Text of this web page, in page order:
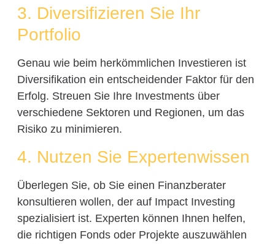
3. Diversifizieren Sie Ihr
Portfolio
Genau wie beim herkömmlichen Investieren ist
Diversifikation ein entscheidender Faktor für den
Erfolg. Streuen Sie Ihre Investments über
verschiedene Sektoren und Regionen, um das
Risiko zu minimieren.
4. Nutzen Sie Expertenwissen
Überlegen Sie, ob Sie einen Finanzberater
konsultieren wollen, der auf Impact Investing
spezialisiert ist. Experten können Ihnen helfen,
die richtigen Fonds oder Projekte auszuwählen